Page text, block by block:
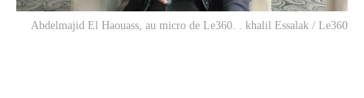
Abdelmajid El Haouass, au micro de Le360. . khalil Essalak / Le360